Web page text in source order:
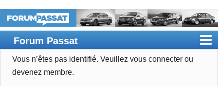
Forum Passat
Accueil
Vous n’êtes pas identifié. Veuillez vous connecter ou
devenez membre.